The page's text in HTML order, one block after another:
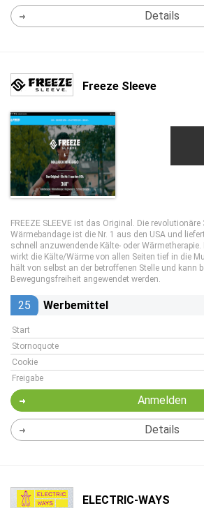
Details
Freeze Sleeve
FREEZE SLEEVE ist das Original. Die revolutionäre
Wärmebandage ist die Nr. 1 aus den USA und
schnell anzuwendende Kälte- oder Wärmetherapie.
wirkt die Kälte/Wärme von allen Seiten tief in die
hält von selbst an der betroffenen Stelle und kann
Bewegungsfreiheit angewendet werden.
25 Werbemittel
Start
Stornoquote
Cookie
Freigabe
Anmelden
Details
ELECTRIC-WAYS